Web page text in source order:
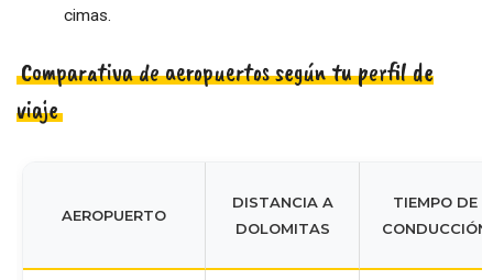
cimas.
Comparativa de aeropuertos según tu perfil de
viaje
AEROPUERTO
DISTANCIA A
DOLOMITAS
TIEMPO DE
CONDUCCIÓN